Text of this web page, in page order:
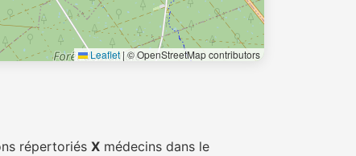
Leaflet |© OpenStreetMap contributors
répertoriés X médecins dans le